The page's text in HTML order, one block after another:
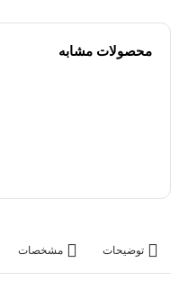
محصولات مشابه
توضیحات مشخصات